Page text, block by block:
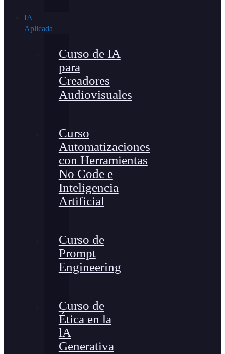
IA
Aplicada
Curso de IA
para
Creadores
Audiovisuales
Curso
Automatizaciones
con Herramientas
No Code e
Inteligencia
Artificial
Curso de
Prompt
Engineering
Curso de
Ética en la
lA
Generativa